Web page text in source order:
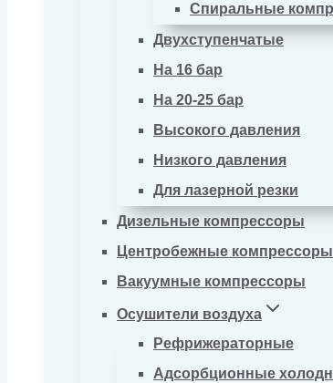
Спиральные
Двухступенчатые
На 16 бар
На 20-25 бар
Высокого давления
Низкого давления
Для лазерной резки
Дизельные компрессоры
Центробежные компрессоры
Вакуумные компрессоры
Осушители воздуха
Рефрижераторные
Адсорбционные